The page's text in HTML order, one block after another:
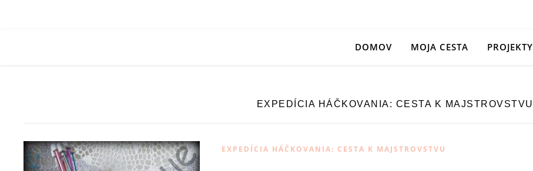
DOMOV MOJA CESTA PROJEKTY
EXPEDÍCIA HÁČKOVANIA: CESTA K MAJSTROVSTVU
EXPEDÍCIA HÁČKOVANIA: CESTA K MAJSTROVSTVU